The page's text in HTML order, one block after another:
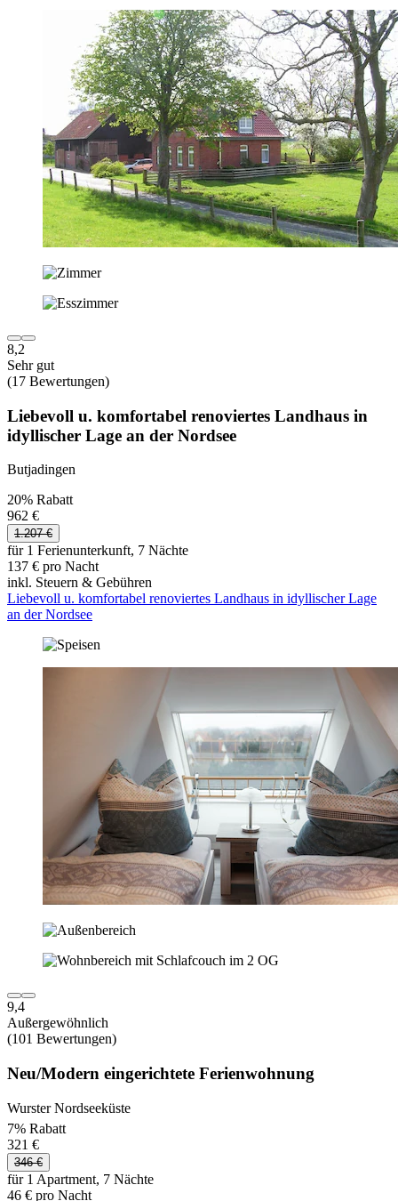
8,2
Sehr gut
(17 Bewertungen)
Liebevoll u. komfortabel renoviertes Landhaus in
idyllischer Lage an der Nordsee
Butjadingen
20% Rabatt
962 €
1.207 €
für 1 Ferienunterkunft, 7 Nächte
137 € pro Nacht
inkl. Steuern & Gebühren
Liebevoll u. komfortabel renoviertes Landhaus in idyllischer Lage
an der Nordsee
9,4
Außergewöhnlich
(101 Bewertungen)
Neu/Modern eingerichtete Ferienwohnung
Wurster Nordseeküste
7% Rabatt
321 €
346 €
für 1 Apartment, 7 Nächte
46 € pro Nacht